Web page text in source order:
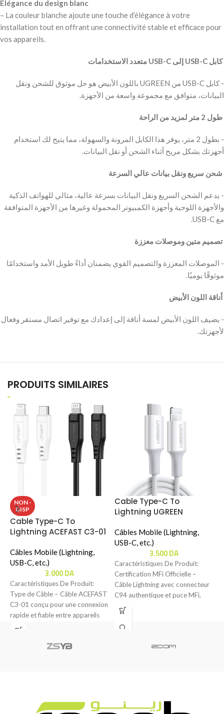
Élégance du design blanc
– La couleur blanche ajoute une touche d’élégance à votre
installation tout en offrant une connectivité stable et efficace pour
vos appareils.
‫ كابل USB-C إلى USB-C متعدد الاستخدامات
‫- كابل USB-C من UGREEN باللون الأبيض هو حل موثوق للشحن ونقل
البيانات، متوافق مع مجموعة واسعة من الأجهزة.
‫ طول 2 متر لمزيد من الراحة
‫- بطول 2 متر، يوفر هذا الكابل المرونة والسهولة، مما يتيح لك استخدام
أجهزتك بشكل مريح أثناء الشحن أو نقل البيانات.
‫ شحن سريع ونقل بيانات عالي السرعة
‫- يدعم الشحن السريع ونقل البيانات بسرعة عالية، مثالي للهواتف الذكية
والأجهزة اللوحية وأجهزة الكمبيوتر المحمولة وغيرها من الأجهزة المتوافقة
مع USB-C.
‫ تصميم متين وموصلات معززة
‫- الموصلات المعززة والتصميم القوي يضمنان أداءً طويل الأمد واستخدامًا
موثوقًا يوميًا.
‫ أناقة اللون الأبيض
‫- يضيف اللون الأبيض لمسة أناقة إلى إعدادك مع توفير اتصال مستقر وفعال
لأجهزتك.
PRODUITS SIMILAIRES
NON -
DISP
Cable Type-C To
Lightning ACEFAST C3-01
Câbles Mobile (Lightning,
USB-C, etc.)
3.000DA
Caractéristiques De Produit:
Type de Câble – Câble ACEFAST
C3-01 conçu pour une connexion
rapide et fiable entre appareils
compatibles.
Cable Type-C To
Lightning UGREEN
Câbles Mobile (Lightning,
USB-C, etc.)
3.500DA
Caractéristiques De Produit:
Certification MFi Officielle –
Câble Lightning avec connecteur
C94 authentique et puce MFi,
répondant aux standards MFi